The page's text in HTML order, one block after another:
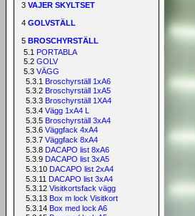
3 VAJER SKYLTSET
4 GOLVSTÄLL
5 BROSCHYRSTÄLL
5.1 PORTABLA
5.2 GOLV
5.3 VÄGG
5.3.1 Broschyrställ 1xA6
5.3.2 Broschyrställ 1xA5
5.3.3 Broschyrställ 1XA4
5.3.4 Vägg 1xA4 L
5.3.5 Broschyrställ 3xA4
5.3.6 Väggfack 4xA4
5.3.7 Väggfack 8xA4
5.3.8 DACAPO list 8xA6
5.3.9 DACAPO list 3xA5
5.3.10 DACAPO list 2xA4
5.3.11 DACAPO list 3xA4
5.3.12 Visitkortsfack vägg
5.3.13 Box m lock Visitkort
5.3.14 Box med lock A6